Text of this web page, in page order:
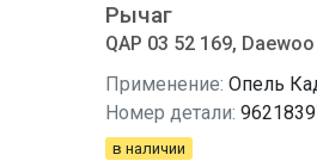
Рычаг
QAP 03 52 169,
Применение: Опель
Номер детали:
в наличии